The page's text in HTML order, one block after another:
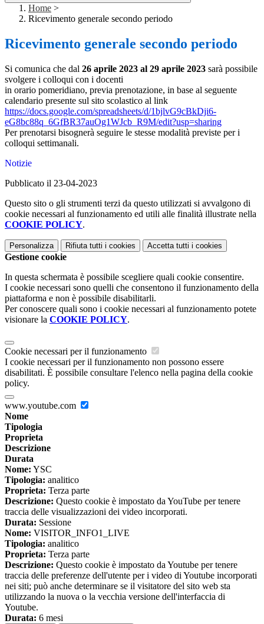
Home >
Ricevimento generale secondo periodo
Ricevimento generale secondo periodo
Si comunica che dal 26 aprile 2023 al 29 aprile 2023 sarà possibile
svolgere i colloqui con i docenti
in orario pomeridiano, previa prenotazione, in base al seguente
calendario presente sul sito scolastico al link
https://docs.google.com/spreadsheets/d/1bjlvG9cBkDji6-
eG8bc88q_6GfBR37auOg1WJcb_R9M/edit?usp=sharing
Per prenotarsi bisognerà seguire le stesse modalità previste per i
colloqui settimanali.
Notizie
Pubblicato il 23-04-2023
Questo sito o gli strumenti terzi da questo utilizzati si avvalgono di
cookie necessari al funzionamento ed utili alle finalità illustrate nella
COOKIE POLICY.
Personalizza Rifiuta tutti i cookies Accetta tutti i cookies
Gestione cookie
In questa schermata è possibile scegliere quali cookie consentire.
I cookie necessari sono quelli che consentono il funzionamento della
piattaforma e non è possibile disabilitarli.
Per conoscere quali sono i cookie necessari al funzionamento potete
visionare la COOKIE POLICY.
Cookie necessari per il funzionamento
I cookie necessari per il funzionamento non possono essere
disabilitati. È possibile consultare l'elenco nella pagina della cookie
policy.
www.youtube.com
Nome
Tipologia
Proprieta
Descrizione
Durata
Nome: YSC
Tipologia: analitico
Proprieta: Terza parte
Descrizione: Questo cookie è impostato da YouTube per tenere
traccia delle visualizzazioni dei video incorporati.
Durata: Sessione
Nome: VISITOR_INFO1_LIVE
Tipologia: analitico
Proprieta: Terza parte
Descrizione: Questo cookie è impostato da Youtube per tenere
traccia delle preferenze dell'utente per i video di Youtube incorporati
nei siti; può anche determinare se il visitatore del sito web sta
utilizzando la nuova o la vecchia versione dell'interfaccia di
Youtube.
Durata: 6 mesi